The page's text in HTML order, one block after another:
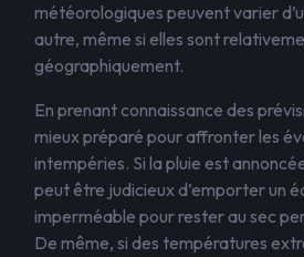
météorologiques peuvent varier
autre, même si elles sont
géographiquement.
En prenant connaissance des
mieux préparé pour affronter les
intempéries. Si la pluie est
peut être judicieux d’emporter un
imperméable pour rester au sec
De même, si des températures